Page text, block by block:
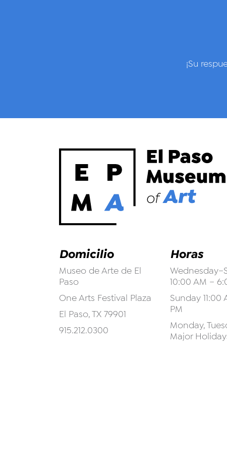
¡Su
Domicilio
Museo de Arte de El
Paso
One Arts Festival Plaza
El Paso, TX 79901
915.212.0300
Horas
10:00 AM –
Sunday 11:00
PM
Monday,
Major